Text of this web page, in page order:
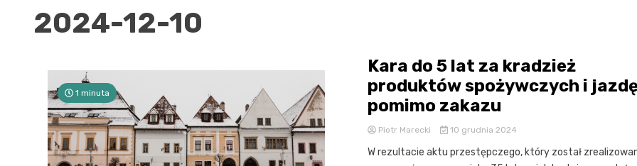
2024-12-10
1 minuta
Kara do 5 lat za kradzież
produktów spożywczych i
pomimo zakazu
Piotr Marecki 10 grudnia 2024
W rezultacie aktu przestępczego, który został